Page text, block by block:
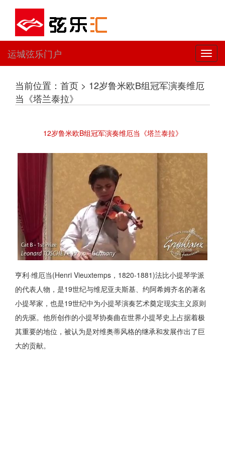
切
换
运城弦乐门户
当前位置：首页 > 12岁鲁米欧B组冠军演奏维厄
当《塔兰泰拉》
12岁鲁米欧B组冠军演奏维厄当《塔兰泰拉》
亨利·维厄当(Henri Vieuxtemps，1820-1881)法比小提琴学派
的代表人物，是19世纪与维尼亚夫斯基、约阿希姆齐名的著名
小提琴家，也是19世纪中为小提琴演奏艺术奠定现实主义原则
的先驱。他所创作的小提琴协奏曲在世界小提琴史上占据着极
其重要的地位，被认为是对维奥蒂风格的继承和发展作出了巨
大的贡献。